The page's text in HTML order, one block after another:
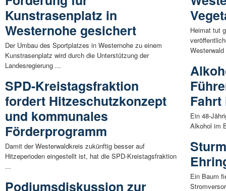
Kunstrasenplatz in
Westernohe gesichert
Der Umbau des Sportplatzes in Westernohe zu einem
Kunstrasenplatz wird durch die Unterstützung der
Landesregierung ...
SPD-Kreistagsfraktion
fordert Hitzeschutzkonzept
und kommunales
Förderprogramm
Damit der Westerwaldkreis zukünftig besser auf
Hitzeperioden eingestellt ist, hat die SPD-Kreistagsfraktion
...
Podiumsdiskussion zur
Heimat tut
Fahrt
Ein 48-
Alkohol im
Ein Baum